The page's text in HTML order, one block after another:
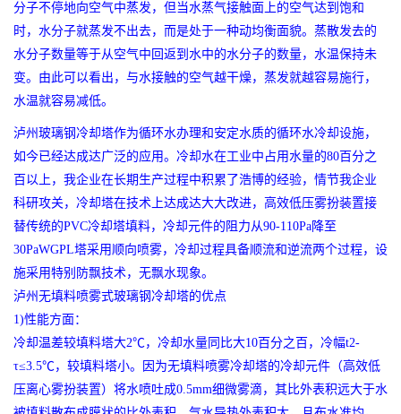
分子不停地向空气中蒸发，但当水蒸气接触面上的空气达到饱和
时，水分子就蒸发不出去，而是处于一种动均衡面貌。蒸散发去的
水分子数量等于从空气中回返到水中的水分子的数量，水温保持未
变。由此可以看出，与水接触的空气越干燥，蒸发就越容易施行，
水温就容易减低。
泸州玻璃钢冷却塔作为循环水办理和安定水质的循环水冷却设施，
如今已经达成达广泛的应用。冷却水在工业中占用水量的80百分之
百以上，我企业在长期生产过程中积累了浩博的经验，情节我企业
科研攻关，冷却塔在技术上达成达大大改进，高效低压雾扮装置接
替传统的PVC冷却塔填料，冷却元件的阻力从90-110Pa降至
30PaWGPL塔采用顺向喷雾，冷却过程具备顺流和逆流两个过程，设
施采用特别防飘技术，无飘水现象。
泸州无填料喷雾式玻璃钢冷却塔的优点
1)性能方面：
冷却温差较填料塔大2℃，冷却水量同比大10百分之百，冷幅t2-
τ≤3.5℃，较填料塔小。因为无填料喷雾冷却塔的冷却元件（高效低
压离心雾扮装置）将水喷吐成0.5mm细微雾滴，其比外表积远大于水